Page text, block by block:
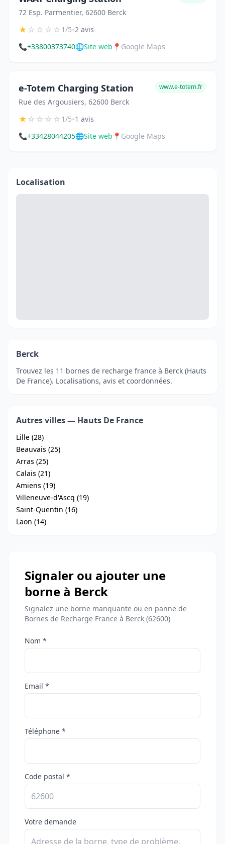
72 Esp. Parmentier, 62600 Berck
★☆☆☆☆1/5•2 avis
📞+33800373740🌐Site web 📍 Google Maps
e-Totem Charging Station
Rue des Argousiers, 62600 Berck
www.e-totem.fr
★☆☆☆☆1/5•1 avis
📞+33428044205🌐Site web 📍 Google Maps
Localisation
Berck
Trouvez les 11 bornes de recharge france à Berck (Hauts
De France). Localisations, avis et coordonnées.
Autres villes — Hauts De France
Lille (28)
Beauvais (25)
Arras (25)
Calais (21)
Amiens (19)
Villeneuve-d'Ascq (19)
Saint-Quentin (16)
Laon (14)
Signaler ou ajouter une
borne à Berck
Signalez une borne manquante ou en panne de
Bornes de Recharge France à Berck (62600)
Nom *
Email *
Téléphone *
Code postal *
Votre demande